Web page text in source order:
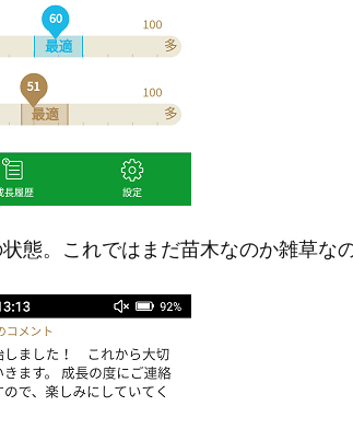
態。これではまだ苗木なのか雑草な